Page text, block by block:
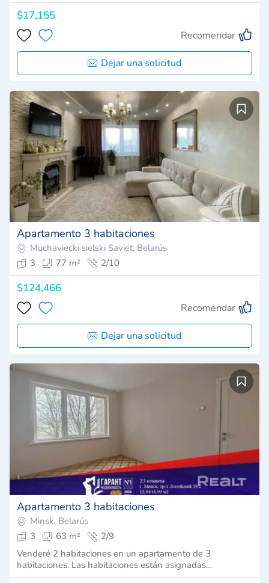
$17,155
Recomendar
Dejar una solicitud
Apartamento 3 habitaciones
Muchaviecki sielski Saviet, Belarús
3
77 m² 2/10
$124,466
Recomendar
Dejar una solicitud
Apartamento 3 habitaciones
Minsk, Belarús
3
63 m²
2/9
Venderé 2 habitaciones en un apartamento de 3
habitaciones. Las habitaciones están asignadas…